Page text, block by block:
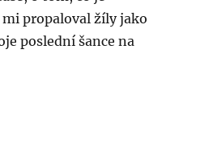
propaloval žíly jako
poslední šance na